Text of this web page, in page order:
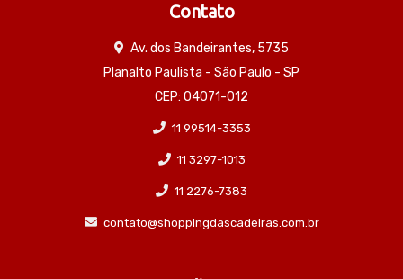
Contato
Av. dos Bandeirantes, 5735
Planalto Paulista - São Paulo - SP
CEP: 04071-012
11 99514-3353
11 3297-1013
11 2276-7383
contato@shoppingdascadeiras.com.br